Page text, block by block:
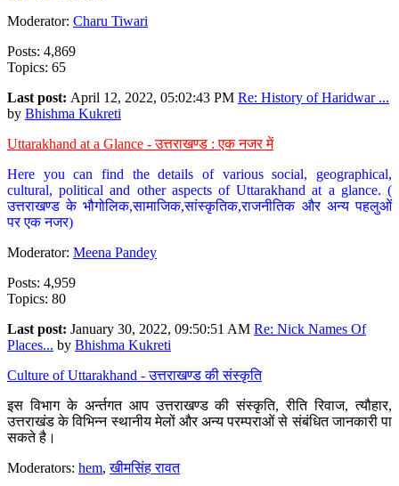
Moderator: Charu Tiwari
Posts: 4,869
Topics: 65
Last post: April 12, 2022, 05:02:43 PM Re: History of Haridwar ...
by Bhishma Kukreti
Uttarakhand at a Glance - उत्तराखण्ड : एक नजर में
Here you can find the details of various social, geographical,
cultural, political and other aspects of Uttarakhand at a glance. (
उत्तराखण्ड के भौगोलिक,सामाजिक,सांस्कृतिक,राजनीतिक और अन्य पहलुओं
पर एक नजर)
Moderator: Meena Pandey
Posts: 4,959
Topics: 80
Last post: January 30, 2022, 09:50:51 AM Re: Nick Names Of
Places... by Bhishma Kukreti
Culture of Uttarakhand - उत्तराखण्ड की संस्कृति
इस विभाग के अर्न्तगत आप उत्तराखण्ड की संस्कृति, रीति रिवाज, त्यौहार,
उत्तराखंड के विभिन्न स्थानीय मेलों और अन्य परम्पराओं से संबंधित जानकारी पा
सकते है।
Moderators: hem,खीमसिंह रावत